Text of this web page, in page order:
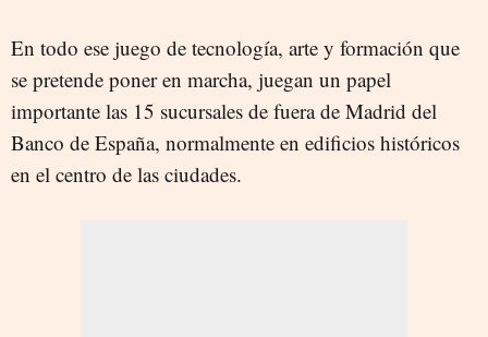
En todo ese juego de tecnología, arte y formación que
se pretende poner en marcha, juegan un papel
importante las 15 sucursales de fuera de Madrid del
Banco de España, normalmente en edificios históricos
en el centro de las ciudades.